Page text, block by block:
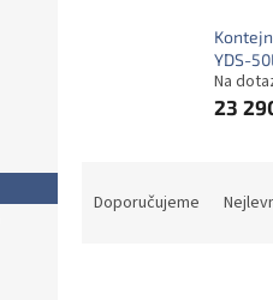
YDS-
Na
23
Doporučujeme